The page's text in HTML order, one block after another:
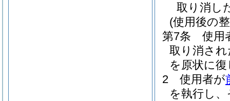
取り消し
(使用後の
第7条
使用
取り消さ
を原状に
2
使用者が
を執行し